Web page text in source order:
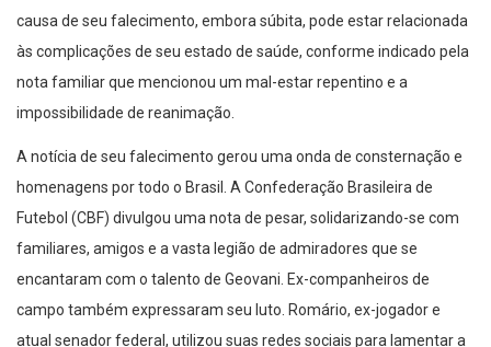
causa de seu falecimento, embora súbita, pode estar relacionada
às complicações de seu estado de saúde, conforme indicado pela
nota familiar que mencionou um mal-estar repentino e a
impossibilidade de reanimação.
A notícia de seu falecimento gerou uma onda de consternação e
homenagens por todo o Brasil. A Confederação Brasileira de
Futebol (CBF) divulgou uma nota de pesar, solidarizando-se com
familiares, amigos e a vasta legião de admiradores que se
encantaram com o talento de Geovani. Ex-companheiros de
campo também expressaram seu luto. Romário, ex-jogador e
atual senador federal, utilizou suas redes sociais para lamentar a